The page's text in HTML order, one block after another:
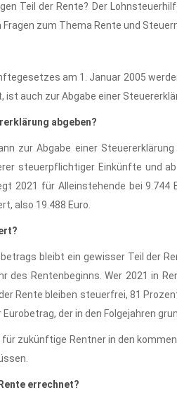
Teil der Rente? Der
zum Thema Rente und
am 1. Januar 2005
ist auch zur Abgabe einer
abgeben?
zur Abgabe einer
steuerpflichtiger Einkünfte und
2021 für Alleinstehende bei 9.744
also 19.488 Euro.
bleibt ein gewisser Teil der
des Rentenbeginns. Wer 2021 in
Rente bleiben steuerfrei, 81
der in den Folgejahren
zukünftige Rentner in den
errechnet?